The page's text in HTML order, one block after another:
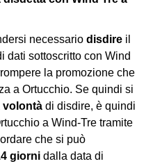
necessario disdire il
dati sottoscritto con Wind
la promozione che
a Ortucchio. Se quindi si
volontà di disdire, è quindi
a Wind-Tre tramite
che si può
giorni dalla data di